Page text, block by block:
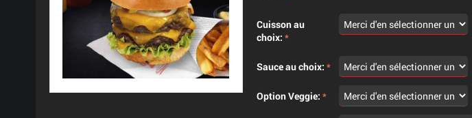
Cuisson au
choix:
Sauce au choix:
Option Veggie: